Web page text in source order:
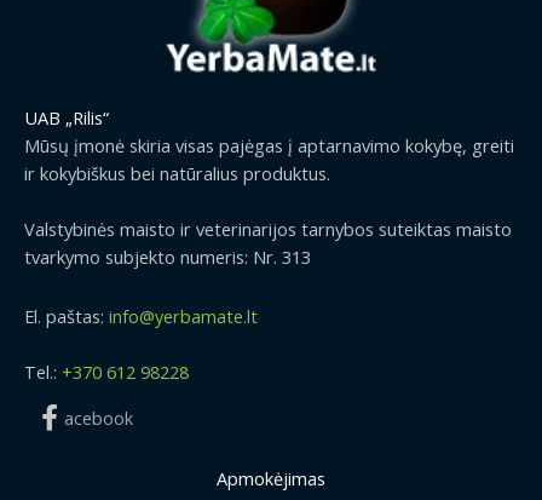
UAB „Rilis“
Mūsų įmonė skiria visas pajėgas į aptarnavimo kokybę, greiti
ir kokybiškus bei natūralius produktus.
Valstybinės maisto ir veterinarijos tarnybos suteiktas maisto
tvarkymo subjekto numeris: Nr. 313
El. paštas: info@yerbamate.lt
Tel.: +370 612 98228
acebook
Apmokėjimas